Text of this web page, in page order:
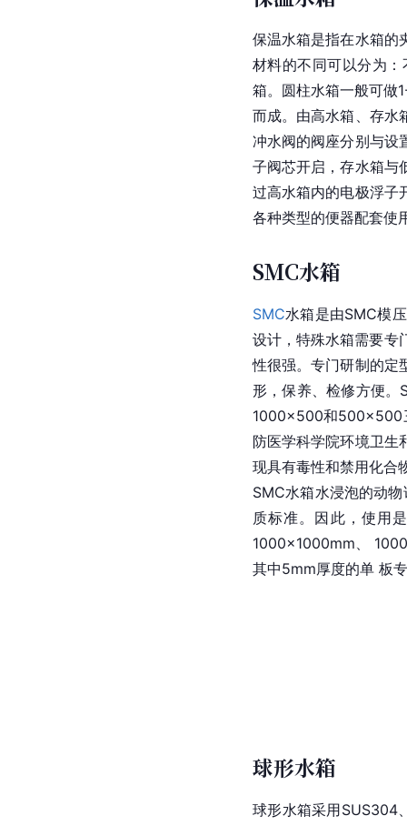
保温水箱是指在水箱的
材料的不同可以分为：
箱。圆柱水箱一般可做
而成。由高水箱、存水
冲水阀的阀座分别与设
子阀芯开启，存水箱与
过高水箱内的电极浮子
各种类型的便器配套使
SMC水箱
SMC水箱是由SMC模
设计，特殊水箱需要专
性很强。专门研制的定
形，保养、检修方便
1000×500和500×500
防医学科学院环境卫生
现具有毒性和禁用化合
SMC水箱水浸泡的动
质标准。因此，使用
1000×1000mm、
其中5mm厚度的单 板
球形水箱
球形水箱采用SUS304